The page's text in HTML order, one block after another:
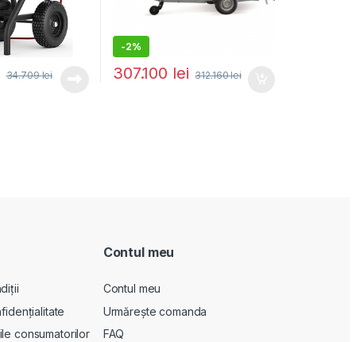
34.709lei
-2%
307.100 lei 312.160lei
consumatorilor
Contul meu
Contul meu
Urmărește comanda
FAQ